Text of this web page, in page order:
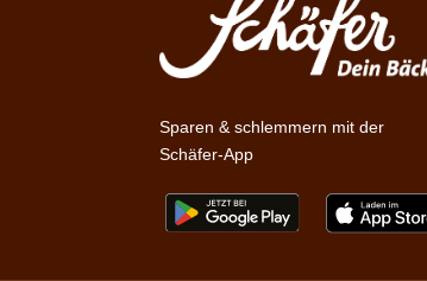
Sparen & schlemmern mit der
Schäfer-App